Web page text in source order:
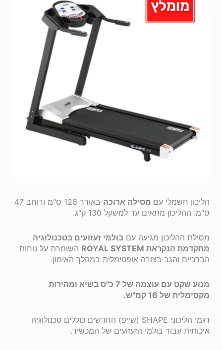
הליכון חשמלי עם מסילה ארוכה
באורך 128 ס"מ ורוחב 47
ס"מ. ההליכון מתאים עד למשקל 130 ק"ג.
מסילת ההליכון מגיעה עם בולמי זעזועים בטכנולוגיה
מתקדמת הנקראת ROYAL SYSTEM
השומרת על נוחות
הברכיים והגב בצורה אופטימלית במהלך האימון.
מנוע שקט עם עוצמה של 7 כ"ס בשיא ומהירות
מקסימלית של 16 קמ"ש.
דגמי הליכוני SHAPE (שייפ) החדשים כוללים טכנולוגיה
איכותית עבור בולמי הזעזועים של המכשיר.